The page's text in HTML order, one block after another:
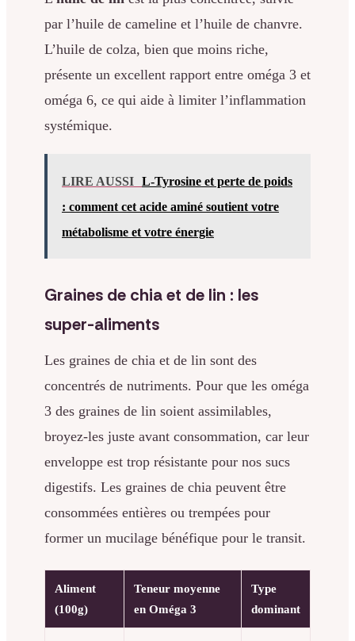
par l’huile de cameline et l’huile de chanvre.
L’huile de colza, bien que moins riche,
présente un excellent rapport entre oméga 3 et
oméga 6, ce qui aide à limiter l’inflammation
systémique.
LIRE AUSSI L-Tyrosine et perte de poids
: comment cet acide aminé soutient votre
métabolisme et votre énergie
Graines de chia et de lin : les
super-aliments
Les graines de chia et de lin sont des
concentrés de nutriments. Pour que les oméga
3 des graines de lin soient assimilables,
broyez-les juste avant consommation, car leur
enveloppe est trop résistante pour nos sucs
digestifs. Les graines de chia peuvent être
consommées entières ou trempées pour
former un mucilage bénéfique pour le transit.
Aliment
(100g)
Teneur moyenne
en Oméga 3
Type
dominant